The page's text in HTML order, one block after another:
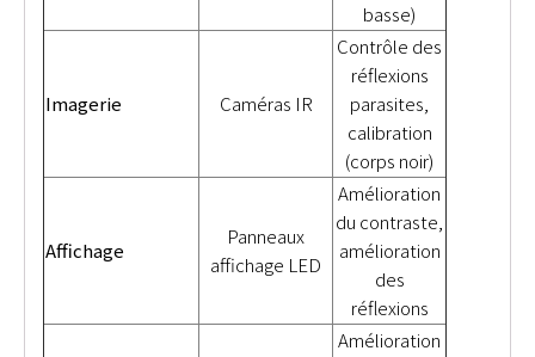
basse)
Imagerie Caméras IR
Contrôle des
réflexions
parasites,
calibration
(corps noir)
Affichage
Panneaux
affichage LED
Amélioration
du contraste,
amélioration
des
réflexions
Amélioration